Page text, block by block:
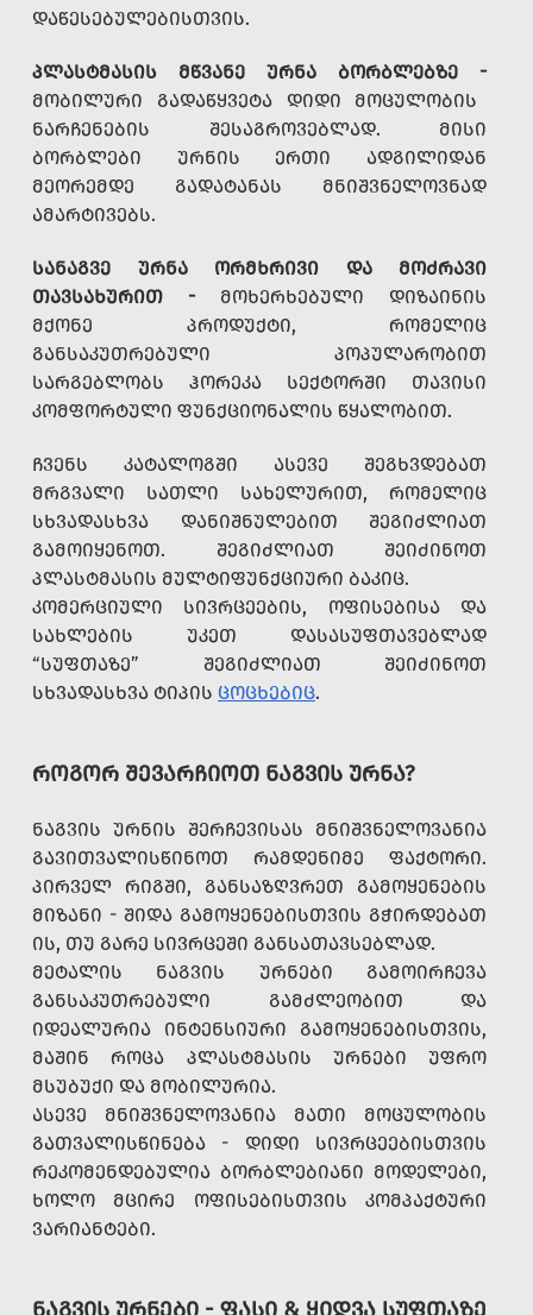
ᲓᲐᲬᲔᲡᲔᲑᲣᲚᲔᲑᲘᲡᲗᲕᲘᲡ.
ᲞᲚᲐᲡᲢᲛᲐᲡᲘᲡ ᲛᲬᲕᲐᲜᲔ ᲣᲠᲜᲐ ᲑᲝᲠᲑᲚᲔᲑᲖᲔ -
ᲛᲝᲑᲘᲚᲣᲠᲘ ᲒᲐᲓᲐᲬᲧᲕᲔᲢᲐ ᲓᲘᲓᲘ ᲛᲝᲪᲣᲚᲝᲑᲘᲡ
ᲜᲐᲠᲩᲔᲜᲔᲑᲘᲡ ᲨᲔᲡᲐᲒᲠᲝᲕᲔᲑᲚᲐᲓ. ᲛᲘᲡᲘ
ᲑᲝᲠᲑᲚᲔᲑᲘ ᲣᲠᲜᲘᲡ ᲔᲠᲗᲘ ᲐᲓᲒᲘᲚᲘᲓᲐᲜ
ᲛᲔᲝᲠᲔᲛᲓᲔ ᲒᲐᲓᲐᲢᲐᲜᲐᲡ ᲛᲜᲘᲨᲕᲜᲔᲚᲝᲕᲜᲐᲓ
ᲐᲛᲐᲠᲢᲘᲕᲔᲑᲡ.
ᲡᲐᲜᲐᲒᲕᲔ ᲣᲠᲜᲐ ᲝᲠᲛᲮᲠᲘᲕᲘ ᲓᲐ ᲛᲝᲫᲠᲐᲕᲘ
ᲗᲐᲕᲡᲐᲮᲣᲠᲘᲗ -ᲛᲝᲮᲔᲠᲮᲔᲑᲣᲚᲘ ᲓᲘᲖᲐᲘᲜᲘᲡ
ᲛᲥᲝᲜᲔ ᲞᲠᲝᲓᲣᲥᲢᲘ, ᲠᲝᲛᲔᲚᲘᲪ
ᲒᲐᲜᲡᲐᲙᲣᲗᲠᲔᲑᲣᲚᲘ ᲞᲝᲞᲣᲚᲐᲠᲝᲑᲘᲗ
ᲡᲐᲠᲒᲔᲑᲚᲝᲑᲡ ᲰᲝᲠᲔᲙᲐ ᲡᲔᲥᲢᲝᲠᲨᲘ ᲗᲐᲕᲘᲡᲘ
ᲙᲝᲛᲤᲝᲠᲢᲣᲚᲘ ᲤᲣᲜᲥᲪᲘᲝᲜᲐᲚᲘᲡ ᲬᲧᲐᲚᲝᲑᲘᲗ.
ᲩᲕᲔᲜᲡ ᲙᲐᲢᲐᲚᲝᲒᲨᲘ ᲐᲡᲔᲕᲔ ᲨᲔᲒᲮᲕᲓᲔᲑᲐᲗ
ᲛᲠᲒᲕᲐᲚᲘ ᲡᲐᲗᲚᲘ ᲡᲐᲮᲔᲚᲣᲠᲘᲗ, ᲠᲝᲛᲔᲚᲘᲪ
ᲡᲮᲕᲐᲓᲐᲡᲮᲕᲐ ᲓᲐᲜᲘᲨᲜᲣᲚᲔᲑᲘᲗ ᲨᲔᲒᲘᲫᲚᲘᲐᲗ
ᲒᲐᲛᲝᲘᲧᲔᲜᲝᲗ. ᲨᲔᲒᲘᲫᲚᲘᲐᲗ ᲨᲔᲘᲫᲘᲜᲝᲗ
ᲞᲚᲐᲡᲢᲛᲐᲡᲘᲡ ᲛᲣᲚᲢᲘᲤᲣᲜᲥᲪᲘᲣᲠᲘ ᲑᲐᲙᲘᲪ.
ᲙᲝᲛᲔᲠᲪᲘᲣᲚᲘ ᲡᲘᲕᲠᲪᲔᲔᲑᲘᲡ, ᲝᲤᲘᲡᲔᲑᲘᲡᲐ ᲓᲐ
ᲡᲐᲮᲚᲔᲑᲘᲡ ᲣᲙᲔᲗ ᲓᲐᲡᲐᲡᲣᲤᲗᲐᲕᲔᲑᲚᲐᲓ
“ᲡᲣᲤᲗᲐᲖᲔ” ᲨᲔᲒᲘᲫᲚᲘᲐᲗ ᲨᲔᲘᲫᲘᲜᲝᲗ
ᲡᲮᲕᲐᲓᲐᲡᲮᲕᲐ ᲢᲘᲞᲘᲡ ᲪᲝᲪᲮᲔᲑᲘᲪ.
ᲠᲝᲒᲝᲠ ᲨᲔᲕᲐᲠᲩᲘᲝᲗ ᲜᲐᲒᲕᲘᲡ ᲣᲠᲜᲐ?
ᲜᲐᲒᲕᲘᲡ ᲣᲠᲜᲘᲡ ᲨᲔᲠᲩᲔᲕᲘᲡᲐᲡ ᲛᲜᲘᲨᲕᲜᲔᲚᲝᲕᲐᲜᲘᲐ
ᲒᲐᲕᲘᲗᲕᲐᲚᲘᲡᲬᲘᲜᲝᲗ ᲠᲐᲛᲓᲔᲜᲘᲛᲔ ᲤᲐᲥᲢᲝᲠᲘ.
ᲞᲘᲠᲕᲔᲚ ᲠᲘᲒᲨᲘ, ᲒᲐᲜᲡᲐᲖᲦᲕᲠᲔᲗ ᲒᲐᲛᲝᲧᲔᲜᲔᲑᲘᲡ
ᲛᲘᲖᲐᲜᲘ - ᲨᲘᲓᲐ ᲒᲐᲛᲝᲧᲔᲜᲔᲑᲘᲡᲗᲕᲘᲡ ᲒᲭᲘᲠᲓᲔᲑᲐᲗ
ᲘᲡ, ᲗᲣ ᲒᲐᲠᲔ ᲡᲘᲕᲠᲪᲔᲨᲘ ᲒᲐᲜᲡᲐᲗᲐᲕᲡᲔᲑᲚᲐᲓ.
ᲛᲔᲢᲐᲚᲘᲡ ᲜᲐᲒᲕᲘᲡ ᲣᲠᲜᲔᲑᲘ ᲒᲐᲛᲝᲘᲠᲩᲔᲕᲐ
ᲒᲐᲜᲡᲐᲙᲣᲗᲠᲔᲑᲣᲚᲘ ᲒᲐᲛᲫᲚᲔᲝᲑᲘᲗ ᲓᲐ
ᲘᲓᲔᲐᲚᲣᲠᲘᲐ ᲘᲜᲢᲔᲜᲡᲘᲣᲠᲘ ᲒᲐᲛᲝᲧᲔᲜᲔᲑᲘᲡᲗᲕᲘᲡ,
ᲛᲐᲨᲘᲜ ᲠᲝᲪᲐ ᲞᲚᲐᲡᲢᲛᲐᲡᲘᲡ ᲣᲠᲜᲔᲑᲘ ᲣᲤᲠᲝ
ᲛᲡᲣᲑᲣᲥᲘ ᲓᲐ ᲛᲝᲑᲘᲚᲣᲠᲘᲐ.
ᲐᲡᲔᲕᲔ ᲛᲜᲘᲨᲕᲜᲔᲚᲝᲕᲐᲜᲘᲐ ᲛᲐᲗᲘ ᲛᲝᲪᲣᲚᲝᲑᲘᲡ
ᲒᲐᲗᲕᲐᲚᲘᲡᲬᲘᲜᲔᲑᲐ - ᲓᲘᲓᲘ ᲡᲘᲕᲠᲪᲔᲔᲑᲘᲡᲗᲕᲘᲡ
ᲠᲔᲙᲝᲛᲔᲜᲓᲔᲑᲣᲚᲘᲐ ᲑᲝᲠᲑᲚᲔᲑᲘᲐᲜᲘ ᲛᲝᲓᲔᲚᲔᲑᲘ,
ᲮᲝᲚᲝ ᲛᲪᲘᲠᲔ ᲝᲤᲘᲡᲔᲑᲘᲡᲗᲕᲘᲡ ᲙᲝᲛᲞᲐᲥᲢᲣᲠᲘ
ᲕᲐᲠᲘᲐᲜᲢᲔᲑᲘ.